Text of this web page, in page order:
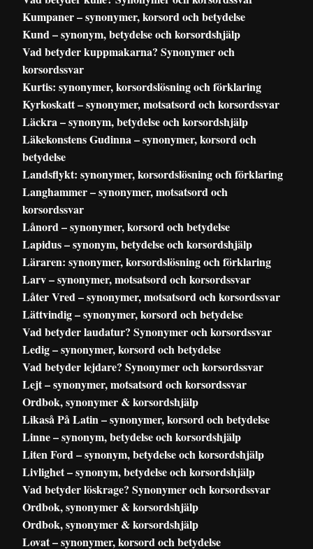
Kumpaner – synonymer, korsord och betydelse
Kund – synonym, betydelse och korsordshjälp
Vad betyder kuppmakarna? Synonymer och
korsordssvar
Kurtis: synonymer, korsordslösning och förklaring
Kyrkoskatt – synonymer, motsatsord och korsordssvar
Läckra – synonym, betydelse och korsordshjälp
Läkekonstens Gudinna – synonymer, korsord och
betydelse
Landsflykt: synonymer, korsordslösning och förklaring
Langhammer – synonymer, motsatsord och
korsordssvar
Lånord – synonymer, korsord och betydelse
Lapidus – synonym, betydelse och korsordshjälp
Läraren: synonymer, korsordslösning och förklaring
Larv – synonymer, motsatsord och korsordssvar
Låter Vred – synonymer, motsatsord och korsordssvar
Lättvindig – synonymer, korsord och betydelse
Vad betyder laudatur? Synonymer och korsordssvar
Ledig – synonymer, korsord och betydelse
Vad betyder lejdare? Synonymer och korsordssvar
Lejt – synonymer, motsatsord och korsordssvar
Ordbok, synonymer & korsordshjälp
Likaså På Latin – synonymer, korsord och betydelse
Linne – synonym, betydelse och korsordshjälp
Liten Ford – synonym, betydelse och korsordshjälp
Livlighet – synonym, betydelse och korsordshjälp
Vad betyder löskrage? Synonymer och korsordssvar
Ordbok, synonymer & korsordshjälp
Ordbok, synonymer & korsordshjälp
Lovat – synonymer, korsord och betydelse